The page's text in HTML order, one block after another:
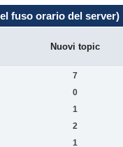
fuso orario del server)
Nuovi topic
7
0
1
2
1